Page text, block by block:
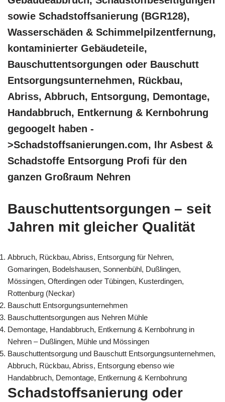
sowie Schadstoffsanierung (BGR128),
Wasserschäden & Schimmelpilzentfernung,
kontaminierter Gebäudeteile,
Bauschuttentsorgungen oder Bauschutt
Entsorgungsunternehmen, Rückbau,
Abriss, Abbruch, Entsorgung, Demontage,
Handabbruch, Entkernung & Kernbohrung
gegoogelt haben -
>Schadstoffsanierungen.com, Ihr Asbest &
Schadstoffe Entsorgung Profi für den
ganzen Großraum Nehren
Bauschuttentsorgungen – seit
Jahren mit gleicher Qualität
Abbruch, Rückbau, Abriss, Entsorgung für Nehren,
Gomaringen, Bodelshausen, Sonnenbühl, Dußlingen,
Mössingen, Ofterdingen oder Tübingen, Kusterdingen,
Rottenburg (Neckar)
Bauschutt Entsorgungsunternehmen
Bauschuttentsorgungen aus Nehren Mühle
Demontage, Handabbruch, Entkernung & Kernbohrung in
Nehren – Dußlingen, Mühle und Mössingen
Bauschuttentsorgung und Bauschutt Entsorgungsunternehmen,
Abbruch, Rückbau, Abriss, Entsorgung ebenso wie
Handabbruch, Demontage, Entkernung & Kernbohrung
Schadstoffsanierung oder